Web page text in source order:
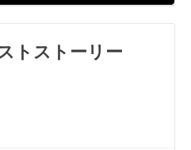
トストーリー